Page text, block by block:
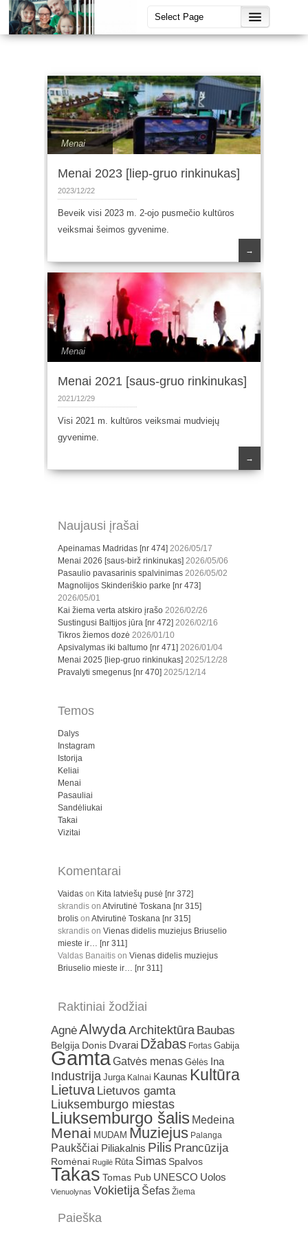
Menai
Menai 2023 [liep-gruo rinkinukas]
2023/12/22
Beveik visi 2023 m. 2-ojo pusmečio kultūros
veiksmai šeimos gyvenime.
→
Menai
Menai 2021 [saus-gruo rinkinukas]
2021/12/29
Visi 2021 m. kultūros veiksmai mudviejų
gyvenime.
→
Naujausi įrašai
Apeinamas Madridas [nr 474] 2026/05/17
Menai 2026 [saus-birž rinkinukas] 2026/05/06
Pasaulio pavasarinis spalvinimas 2026/05/02
Magnolijos Skinderiškio parke [nr 473]
2026/05/01
Kai žiema verta atskiro įrašo 2026/02/26
Sustingusi Baltijos jūra [nr 472] 2026/02/16
Tikros žiemos dozė 2026/01/10
Apsivalymas iki baltumo [nr 471] 2026/01/04
Menai 2025 [liep-gruo rinkinukas] 2025/12/28
Pravalyti smegenus [nr 470] 2025/12/14
Temos
Dalys
Instagram
Istorija
Keliai
Menai
Pasauliai
Sandėliukai
Takai
Vizitai
Komentarai
Vaidas on Kita latviešų pusė [nr 372]
skrandis on Atvirutinė Toskana [nr 315]
brolis on Atvirutinė Toskana [nr 315]
skrandis on Vienas didelis muziejus Briuselio
mieste ir… [nr 311]
Valdas Banaitis on Vienas didelis muziejus
Briuselio mieste ir… [nr 311]
Raktiniai žodžiai
AgnėAlwydaArchitektūra Baubas
Belgija Donis Dvarai Džabas Fortas Gabija
GamtaGatvės menas Gėlės Ina
Industrija Jurga Kalnai Kaunas Kultūra
Lietuva Lietuvos gamta
Liuksemburgo miestas
Liuksemburgo šalis Medeina
Menai MUDAM Muziejus Palanga
Paukščiai Piliakalnis Pilis Prancūzija
Romėnai Rugilė Rūta Simas Spalvos
Takas Tomas Pub UNESCO Uolos
Vienuolynas Vokietija Šefas Žiema
Paieška